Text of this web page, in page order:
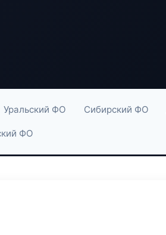
Уральский ФО Сибирский ФО
ФО